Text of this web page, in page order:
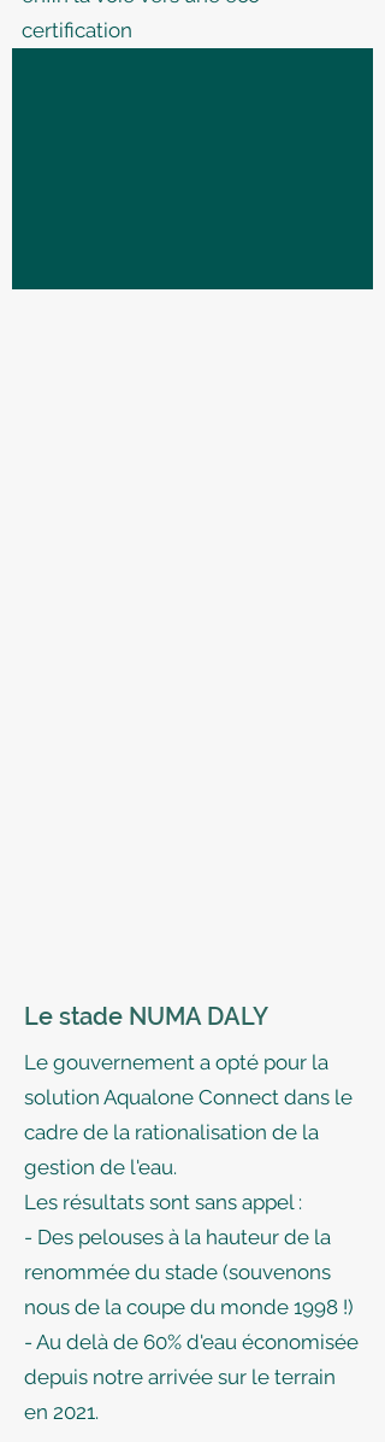
certification
Le stade NUMA DALY
Le gouvernement a opté pour la
solution Aqualone Connect dans le
cadre de la rationalisation de la
gestion de l'eau.
Les résultats sont sans appel :
- Des pelouses à la hauteur de la
renommée du stade (souvenons
nous de la coupe du monde 1998 !)
- Au delà de 60% d'eau économisée
depuis notre arrivée sur le terrain
en 2021.